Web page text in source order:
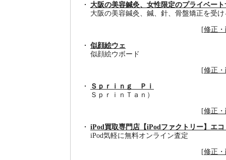
大阪の美容鍼灸、女性限定のプライベー
大阪の美容鍼灸、鍼、針、骨盤矯正を受
[修正
似顔絵ウェ
似顔絵ウボード
[修正
Ｓｐｒｉｎｇ Ｐｉ
ＳｐｒｉｎＴａｎ）
[修正
iPod買取専門店【iPodファクトリー】エコ
iPod気軽に無料オンライン査定
[修正